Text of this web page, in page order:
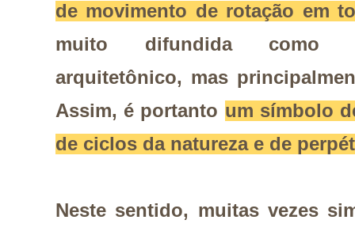
de movimento de rotação em
muito difundida como
arquitetônico, mas
Assim, é portanto um símbolo
de ciclos da natureza e de
Neste sentido, muitas vezes